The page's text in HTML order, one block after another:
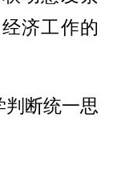
济工作的
断统一思